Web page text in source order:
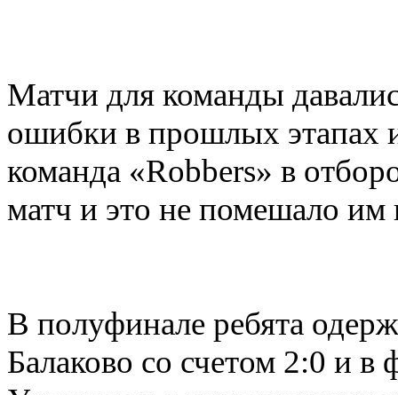
Матчи для команды
ошибки в прошлых этапах
команда «Robbers» в
матч и это не помешало им
В полуфинале ребята
Балаково со счетом 2:0 и в